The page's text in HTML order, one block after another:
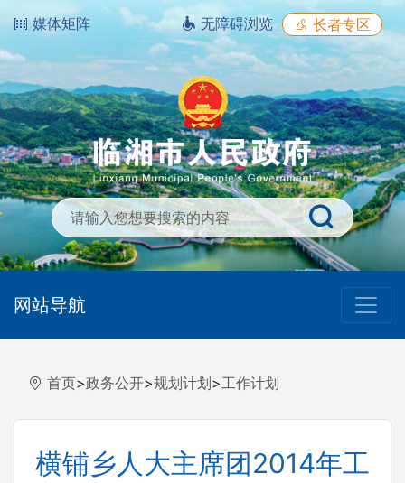
媒体矩阵 无障碍浏览 长者专区
网站导航
首页>政务公开>规划计划>工作计划
横铺乡人大主席团2014年工